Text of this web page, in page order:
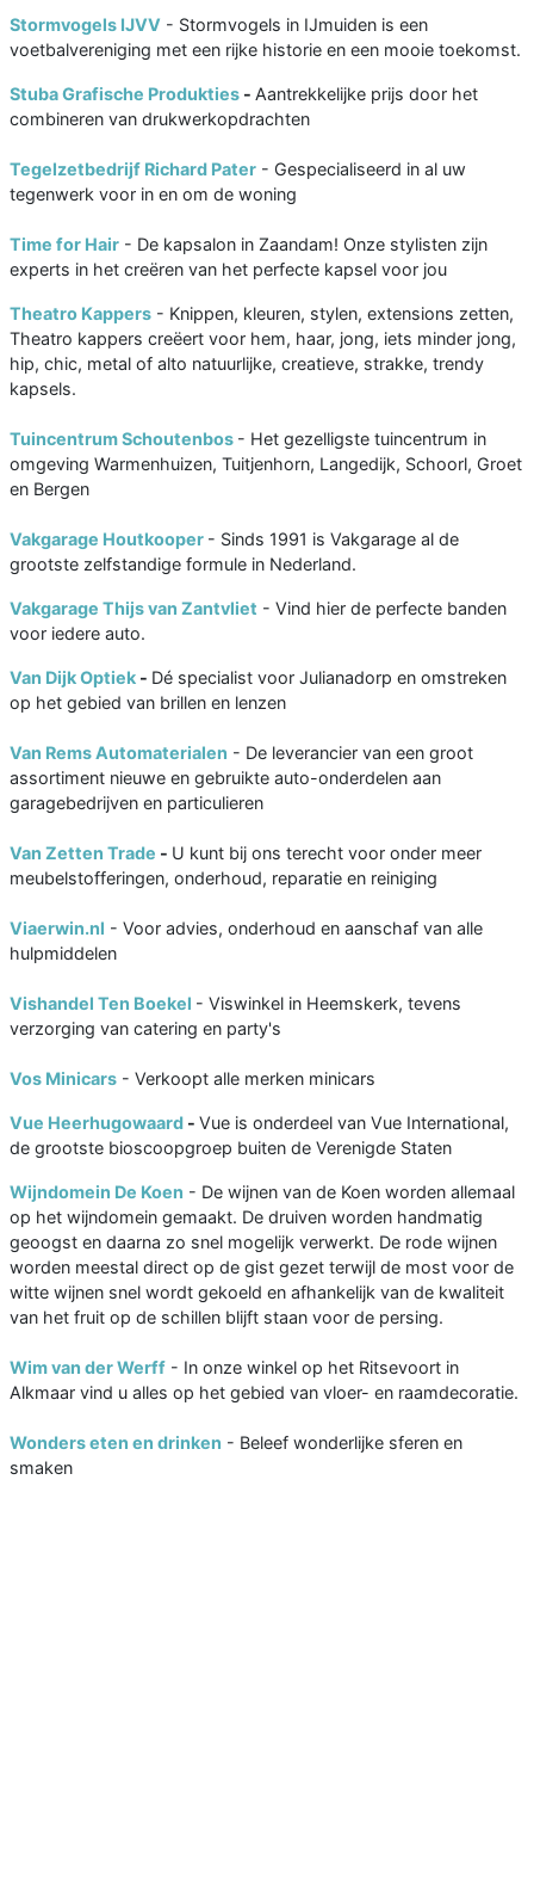
Stormvogels IJVV - Stormvogels in IJmuiden is een
voetbalvereniging met een rijke historie en een mooie toekomst.
Stuba Grafische Produkties - Aantrekkelijke prijs door het
combineren van drukwerkopdrachten
Tegelzetbedrijf Richard Pater - Gespecialiseerd in al uw
tegenwerk voor in en om de woning
Time for Hair - De kapsalon in Zaandam! Onze stylisten zijn
experts in het creëren van het perfecte kapsel voor jou
Theatro Kappers - Knippen, kleuren, stylen, extensions zetten,
Theatro kappers creëert voor hem, haar, jong, iets minder jong,
hip, chic, metal of alto natuurlijke, creatieve, strakke, trendy
kapsels.
Tuincentrum Schoutenbos - Het gezelligste tuincentrum in
omgeving Warmenhuizen, Tuitjenhorn, Langedijk, Schoorl, Groet
en Bergen
Vakgarage Houtkooper - Sinds 1991 is Vakgarage al de
grootste zelfstandige formule in Nederland.
Vakgarage Thijs van Zantvliet - Vind hier de perfecte banden
voor iedere auto.
Van Dijk Optiek - Dé specialist voor Julianadorp en omstreken
op het gebied van brillen en lenzen
Van Rems Automaterialen - De leverancier van een groot
assortiment nieuwe en gebruikte auto-onderdelen aan
garagebedrijven en particulieren
Van Zetten Trade - U kunt bij ons terecht voor onder meer
meubelstofferingen, onderhoud, reparatie en reiniging
Viaerwin.nl - Voor advies, onderhoud en aanschaf van alle
hulpmiddelen
Vishandel Ten Boekel - Viswinkel in Heemskerk, tevens
verzorging van catering en party's
Vos Minicars - Verkoopt alle merken minicars
Vue Heerhugowaard - Vue is onderdeel van Vue International,
de grootste bioscoopgroep buiten de Verenigde Staten
Wijndomein De Koen - De wijnen van de Koen worden allemaal
op het wijndomein gemaakt. De druiven worden handmatig
geoogst en daarna zo snel mogelijk verwerkt. De rode wijnen
worden meestal direct op de gist gezet terwijl de most voor de
witte wijnen snel wordt gekoeld en afhankelijk van de kwaliteit
van het fruit op de schillen blijft staan voor de persing.
Wim van der Werff - In onze winkel op het Ritsevoort in
Alkmaar vind u alles op het gebied van vloer- en raamdecoratie.
Wonders eten en drinken - Beleef wonderlijke sferen en
smaken